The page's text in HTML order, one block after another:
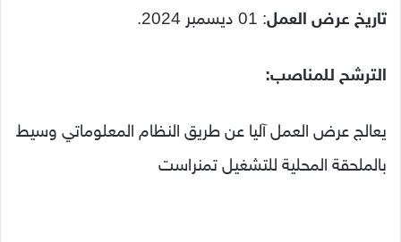
تاريخ عرض العمل: 01 ديسمبر 2024.
الترشح للمناصب:
يعالج عرض العمل آليا عن طريق النظام المعلوماتي وسيط
بالملحقة المحلية للتشغيل تمنراست